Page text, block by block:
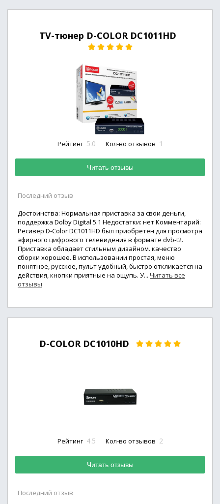
TV-тюнер D-COLOR DC1011HD
Рейтинг 5.0 Кол-во отзывов 1
Читать отзывы
Последний отзыв
Достоинства: Нормальная приставка за свои деньги,
поддержка Dolby Digital 5.1 Недостатки: нет Комментарий:
Ресивер D-Color DC1011HD был приобретен для просмотра
эфирного цифрового телевидения в формате dvb-t2.
Приставка обладает стильным дизайном. качество
сборки хорошее. В использовании простая, меню
понятное, русское, пульт удобный, быстро откликается на
действия, кнопки приятные на ощупь. У... Читать все
отзывы
D-COLOR DC1010HD
Рейтинг 4.5 Кол-во отзывов 2
Читать отзывы
Последний отзыв